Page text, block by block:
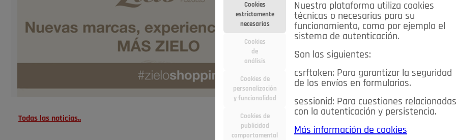
Todas las noticias..
Cookies
estrictamente
necesarias
Cookies
de
análisis
Cookies de
personalización
y funcionalidad
Cookies de
publicidad
comportamental
Nuestra plataforma utiliza cookies
técnicas o necesarias para su
funcionamiento, como por ejemplo el
sistema de autenticación.
Son las siguientes:
csrftoken: Para garantizar la seguridad
de los envíos en formularios.
sessionid: Para cuestiones relacionadas
con la autenticación y persistencia.
Más información de cookies